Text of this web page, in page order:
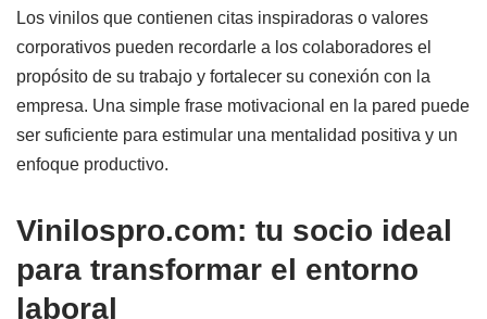
Los vinilos que contienen citas inspiradoras o valores
corporativos pueden recordarle a los colaboradores el
propósito de su trabajo y fortalecer su conexión con la
empresa. Una simple frase motivacional en la pared puede
ser suficiente para estimular una mentalidad positiva y un
enfoque productivo.
Vinilospro.com: tu socio ideal
para transformar el entorno
laboral